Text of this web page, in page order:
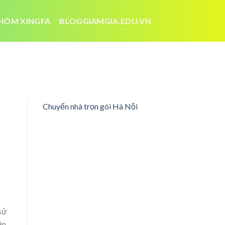
XINGFA BLOGGIAMGIA.EDU.VN
Chuyển nhà trọn gói Hà Nội